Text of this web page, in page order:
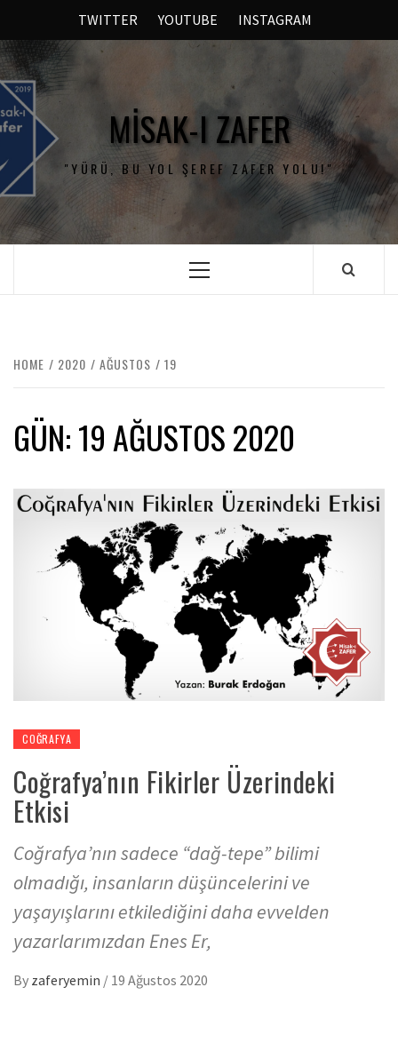
TWITTER YOUTUBE INSTAGRAM
MISAK-I ZAFER
"YÜRÜ, BU YOL ŞEREF ZAFER YOLU!"
HOME 2020 AĞUSTOS 19
GÜN:19 AĞUSTOS 2020
COĞRAFYA
Coğrafya’nın Fikirler Üzerindeki
Etkisi
Coğrafya’nın sadece “dağ-tepe” bilimi
olmadığı, insanların düşüncelerini ve
yaşayışlarını etkilediğini daha evvelden
yazarlarımızdan Enes Er,
By zaferyemin / 19 Ağustos 2020